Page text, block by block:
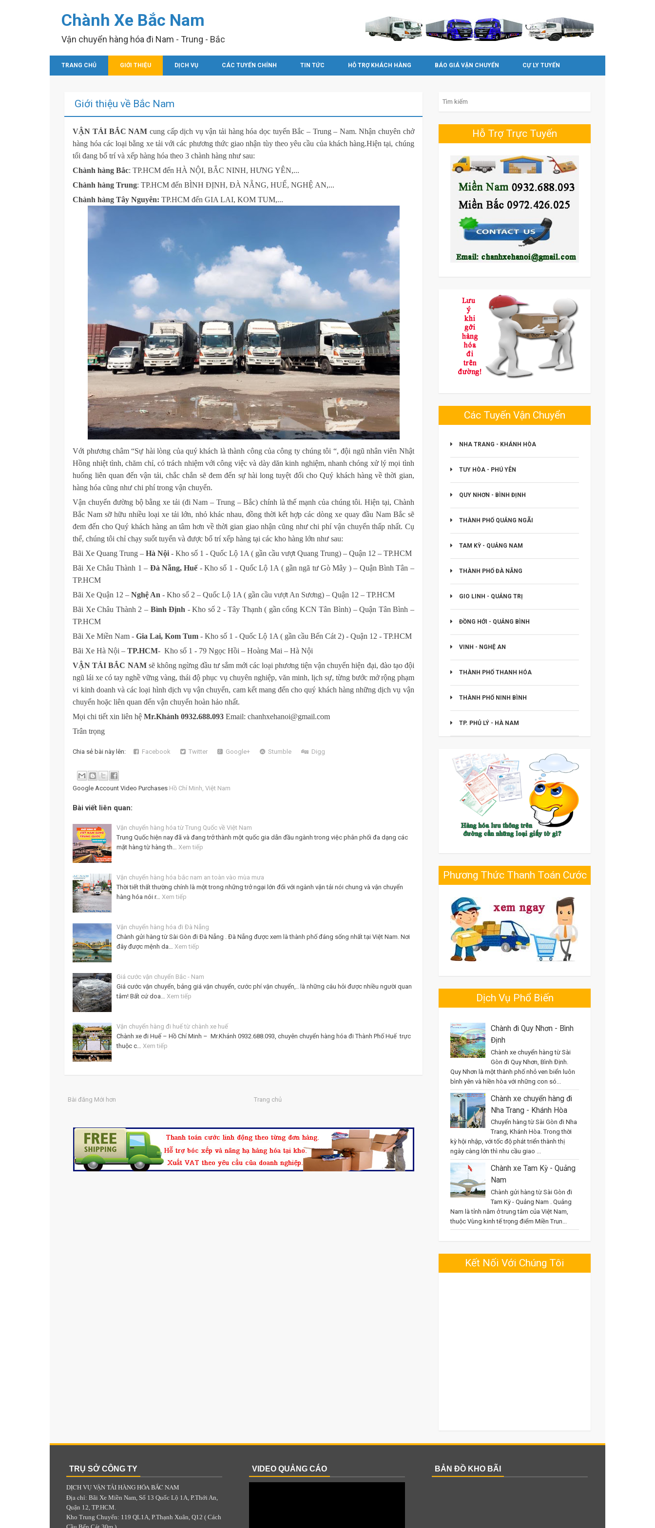
Chành Xe Bắc Nam
Vận chuyển hàng hóa đi Nam - Trung - Bắc
SKIP TO CONTENT
TRANG CHỦ GIỚI THIỆU DỊCH VỤ CÁC TUYẾN CHÍNH TIN TỨC HỖ TRỢ KHÁCH HÀNG BÁO GIÁ VẬN CHUYỂN CỰ LY TUYẾN
Giới thiệu về Bắc Nam
VẬN TẢI BẮC NAM cung cấp dịch vụ vận tải hàng hóa dọc tuyến Bắc – Trung – Nam. Nhận chuyên chở
hàng hóa các loại bằng xe tải với các phương thức giao nhận tùy theo yêu cầu của khách hàng.Hiện tại, chúng
tối đang bố trí và xếp hàng hóa theo 3 chành hàng như sau:
Chành hàng Bắc: TP.HCM đến HÀ NỘI, BẮC NINH, HƯNG YÊN,...
Chành hàng Trung: TP.HCM đến BÌNH ĐỊNH, ĐÀ NẴNG, HUẾ, NGHỆ AN,...
Chành hàng Tây Nguyên: TP.HCM đến GIA LAI, KOM TUM,...
Với phương châm “Sự hài lòng của quý khách là thành công của công ty chúng tôi “, đội ngũ nhân viên Nhật
Hồng nhiệt tình, chăm chỉ, có trách nhiệm với công việc và dày dăn kinh nghiệm, nhanh chóng xử lý mọi tình
huống liên quan đến vận tải, chắc chắn sẽ đem đến sự hài long tuyệt đối cho Quý khách hàng về thời gian,
hàng hóa cũng như chi phí trong vận chuyển.
Vận chuyển đường bộ bằng xe tải (đi Nam – Trung – Bắc) chính là thế mạnh của chúng tôi. Hiện tại, Chành
Bắc Nam sỡ hữu nhiều loại xe tải lớn, nhỏ khác nhau, đồng thời kết hợp các dòng xe quay đầu Nam Bắc sẽ
đem đến cho Quý khách hàng an tâm hơn về thời gian giao nhận cũng như chi phí vận chuyển thấp nhất. Cụ
thể, chúng tôi chỉ chạy suốt tuyến và được bố trí xếp hàng tại các kho hàng lớn như sau:
Bãi Xe Quang Trung –Hà Nội - Kho số 1 - Quốc Lộ 1A ( gần cầu vượt Quang Trung) – Quận 12 – TP.HCM
Bãi Xe Châu Thành 1 – Đà Nẵng, Huế- Kho số 1 - Quốc Lộ 1A ( gần ngã tư Gò Mây ) – Quận Bình Tân –
TP.HCM
Bãi Xe Quận 12 –Nghệ An- Kho số 2 – Quốc Lộ 1A ( gần cầu vượt An Sương) – Quận 12 – TP.HCM
Bãi Xe Châu Thành 2 – Bình Định - Kho số 2 - Tây Thạnh ( gần cổng KCN Tân Bình) – Quận Tân Bình –
TP.HCM
Bãi Xe Miền Nam -Gia Lai, Kom Tum - Kho số 1 - Quốc Lộ 1A ( gần cầu Bến Cát 2) - Quận 12 - TP.HCM
Bãi Xe Hà Nội –TP.HCM- Kho số 1 - 79 Ngọc Hồi – Hoàng Mai – Hà Nội
VẬN TẢIBẮC NAMsẽ không ngừng đầu tư sắm mới các loại phương tiện vận chuyển hiện đại, đào tạo đội
ngũ lái xe có tay nghề vững vàng, thái độ phục vụ chuyên nghiệp, văn minh, lịch sự, từng bước mở rộng phạm
vi kinh doanh và các loại hình dịch vụ vận chuyển, cam kết mang đến cho quý khách hàng những dịch vụ vận
chuyển hoặc liên quan đến vận chuyển hoàn hảo nhất.
Mọi chi tiết xin liên hệ Mr.Khánh 0932.688.093 Email:chanhxehanoi@gmail.com
Trân trọng
Chia sẻ bài này lên: Facebook Twitter Google+ Stumble Digg
Google Account Video Purchases Hồ Chí Minh, Việt Nam
Bài viết liên quan:
Vận chuyển hàng hóa từ Trung Quốc về Việt Nam
Trung Quốc hiện nay đã và đang trở thành một quốc gia dẫn đầu ngành trong việc phân phối đa dạng các
mặt hàng từ hàng th…
Xem tiếp
Vận chuyển hàng hóa bắc nam an toàn vào mùa mưa
Thời tiết thất thường chính là một trong những trở ngại lớn đối với ngành vận tải nói chung và vận chuyển
hàng hóa nói r…
Xem tiếp
Vận chuyển hàng hóa đi Đà Nẵng
Chành gửi hàng từ Sài Gòn đi Đà Nẵng . Đà Nẵng được xem là thành phố đáng sống nhất tại Việt Nam. Nơi
đây được mệnh da…
Xem tiếp
Giá cước vận chuyển Bắc - Nam
Giá cước vận chuyển, bảng giá vận chuyển, cước phí vận chuyển,.. là những câu hỏi được nhiều người quan
tâm! Bất cứ doa…
Xem tiếp
Vận chuyển hàng đi huế từ chành xe huế
Chành xe đi Huế – Hồ Chí Minh – Mr.Khánh 0932.688.093, chuyên chuyển hàng hóa đi Thành Phố Huế trực
thuộc c…
Xem tiếp
Bài đăng Mới hơn Trang chủ
Hỗ Trợ Trực Tuyến
Các Tuyến Vận Chuyển
NHA TRANG - KHÁNH HÒA
TUY HÒA - PHÚ YÊN
QUY NHƠN - BÌNH ĐỊNH
THÀNH PHỐ QUẢNG NGÃI
TAM KỲ - QUẢNG NAM
THÀNH PHỐ ĐÀ NẴNG
GIO LINH - QUẢNG TRỊ
ĐỒNG HỚI - QUẢNG BÌNH
VINH - NGHỆ AN
THÀNH PHỐ THANH HÓA
THÀNH PHỐ NINH BÌNH
TP. PHỦ LÝ - HÀ NAM
Phương Thức Thanh Toán Cước
Dịch Vụ Phổ Biến
Chành đi Quy Nhơn - Bình
Định
Chành xe chuyển hàng từ Sài
Gòn đi Quy Nhơn, Bình Định.
Quy Nhơn là một thành phố nhỏ ven biển luôn
bình yên và hiền hòa với những con só...
Chành xe chuyển hàng đi
Nha Trang - Khánh Hòa
Chuyển hàng từ Sài Gòn đi Nha
Trang, Khánh Hòa. Trong thời
kỳ hội nhập, với tốc độ phát triển thành thị
ngày càng lớn thì nhu cầu giao ...
Chành xe Tam Kỳ - Quảng
Nam
Chành gửi hàng từ Sài Gòn đi
Tam Kỳ - Quảng Nam . Quảng
Nam là tỉnh nằm ở trung tâm của Việt Nam,
thuộc Vùng kinh tế trọng điểm Miền Trun...
Kết Nối Với Chúng Tôi
TRỤ SỞ CÔNG TY
DỊCH VỤ VẬN TẢI HÀNG HÓA BẮC NAM
Địa chỉ: Bãi Xe Miền Nam, Số 13 Quốc Lộ 1A, P.Thới An,
Quận 12, TP.HCM.
Kho Trung Chuyển: 119 QL1A, P.Thạnh Xuân, Q12 ( Cách
VIDEO QUẢNG CÁO BẢN ĐỒ KHO BÃI